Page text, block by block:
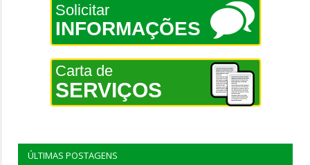
Solicitar
INFORMAÇÕES
Carta de
SERVIÇOS
ÚLTIMAS POSTAGENS